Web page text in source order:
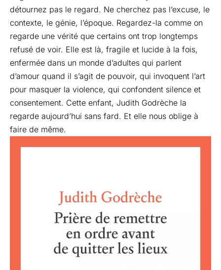
détournez pas le regard. Ne cherchez pas l’excuse, le
contexte, le génie, l’époque. Regardez-la comme on
regarde une vérité que certains ont trop longtemps
refusé de voir. Elle est là, fragile et lucide à la fois,
enfermée dans un monde d’adultes qui parlent
d’amour quand il s’agit de pouvoir, qui invoquent l’art
pour masquer la violence, qui confondent silence et
consentement. Cette enfant, Judith Godrèche la
regarde aujourd’hui sans fard. Et elle nous oblige à
faire de même.